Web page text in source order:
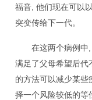
福音 他们现在可以
突变传给下一代。
在这两个病例中
满足了父母希望后代
的方法可以减少某些
择一个风险较低的等